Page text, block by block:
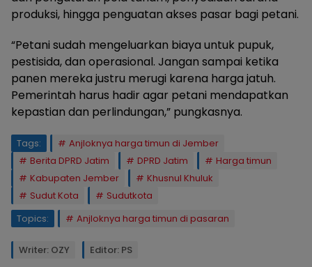
produksi, hingga penguatan akses pasar bagi petani.
“Petani sudah mengeluarkan biaya untuk pupuk,
pestisida, dan operasional. Jangan sampai ketika
panen mereka justru merugi karena harga jatuh.
Pemerintah harus hadir agar petani mendapatkan
kepastian dan perlindungan,” pungkasnya.
Tags:
Anjloknya harga timun di Jember
Berita DPRD Jatim
DPRD Jatim
Harga timun
Kabupaten Jember
Khusnul Khuluk
Sudut Kota
Sudutkota
Topics:
Anjloknya harga timun di pasaran
Writer: OZY Editor: PS